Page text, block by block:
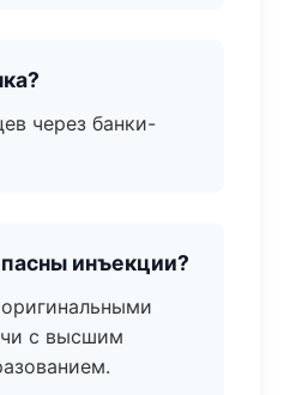
через банки-
инъекции?
с высшим